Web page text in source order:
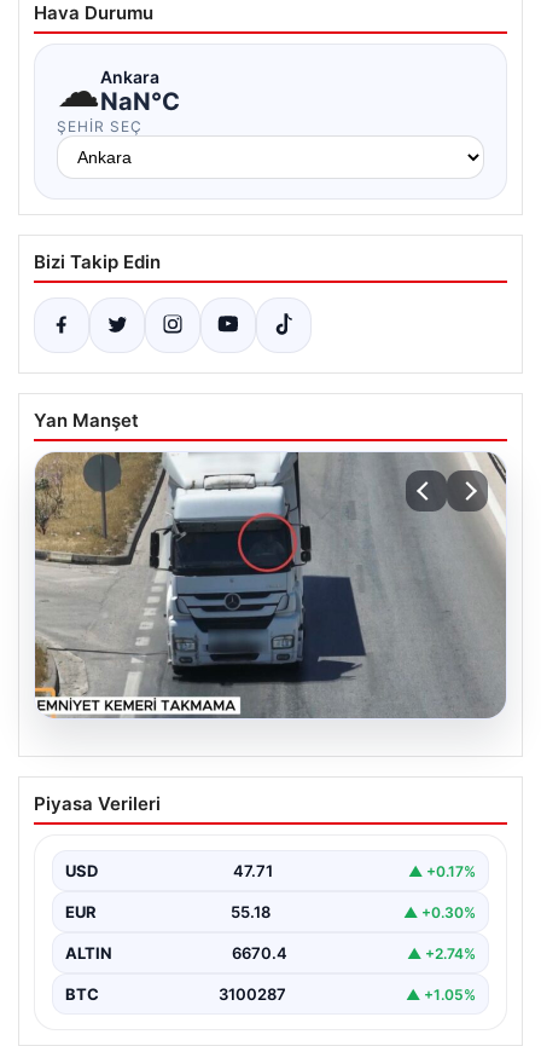
Hava Durumu
☁Ankara
NaN°C
ŞEHIR SEÇ
Bizi Takip Edin
Yan Manşet
06.08.2026
Otoyolda dron destekli denetim: Bin
123 araca ceza
Piyasa Verileri
USD 47.71 ▲ +0.17%
EUR 55.18 ▲ +0.30%
ALTIN 6670.4 ▲ +2.74%
BTC 3100287 ▲ +1.05%